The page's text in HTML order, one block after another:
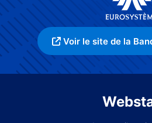
Voir le site de la